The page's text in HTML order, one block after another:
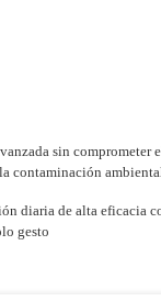
sin
contaminación
diaria de alta eficacia
gesto